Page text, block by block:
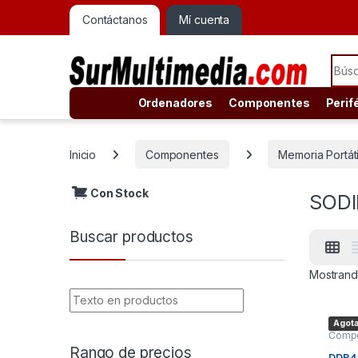
Contáctanos Mí cuenta
Ordenadores Componentes
Inicio Componentes Memoria
Portátil
Con Stock
Buscar productos
Rango de precios